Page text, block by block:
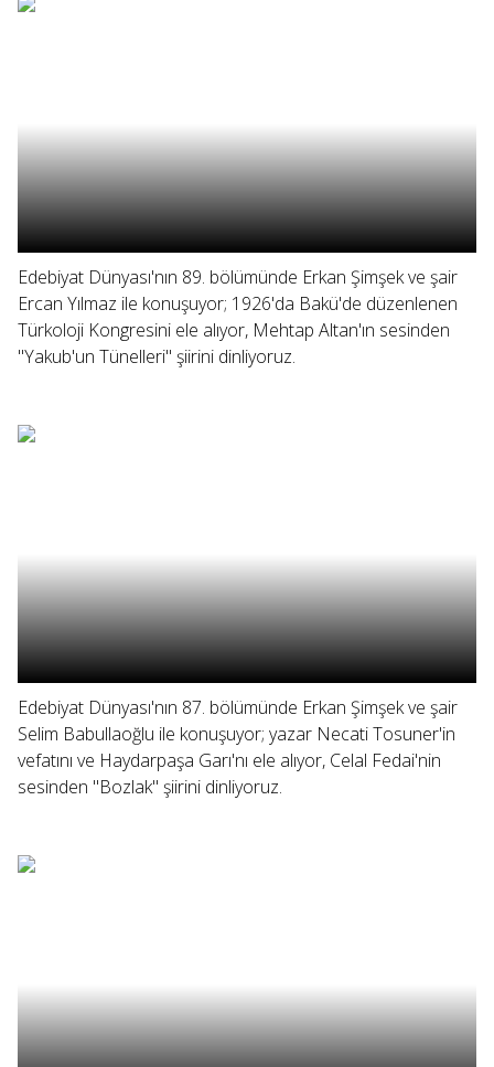
Edebiyat Dünyası'nın 89. bölümünde Erkan Şimşek ve şair
Ercan Yılmaz ile konuşuyor; 1926'da Bakü'de düzenlenen
Türkoloji Kongresini ele alıyor, Mehtap Altan'ın sesinden
"Yakub'un Tünelleri" şiirini dinliyoruz.
Edebiyat Dünyası'nın 87. bölümünde Erkan Şimşek ve şair
Selim Babullaoğlu ile konuşuyor; yazar Necati Tosuner'in
vefatını ve Haydarpaşa Garı'nı ele alıyor, Celal Fedai'nin
sesinden "Bozlak" şiirini dinliyoruz.